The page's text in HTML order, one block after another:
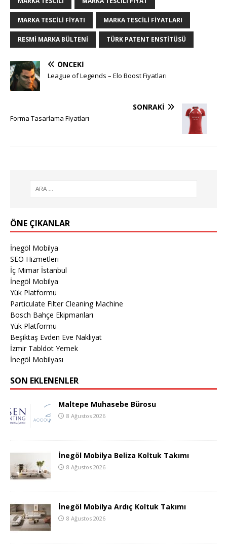
MARKA TESCILI FIYATI MARKA TESCILI FIYATLARI
RESMI MARKA BÜLTENI TÜRK PATENT ENSTITÜSÜ
ÖNCEKI
League of Legends – Elo Boost Fiyatları
SONRAKI
Forma Tasarlama Fiyatları
ÖNE ÇIKANLAR
İnegöl Mobilya
SEO Hizmetleri
İç Mimar İstanbul
İnegöl Mobilya
Yük Platformu
Particulate Filter Cleaning Machine
Bosch Bahçe Ekipmanları
Yük Platformu
Beşiktaş Evden Eve Nakliyat
İzmir Tabldot Yemek
İnegöl Mobilyası
SON EKLENENLER
Maltepe Muhasebe Bürosu
8 Ağustos 2026
İnegöl Mobilya Beliza Koltuk Takımı
8 Ağustos 2026
İnegöl Mobilya Ardıç Koltuk Takımı
8 Ağustos 2026